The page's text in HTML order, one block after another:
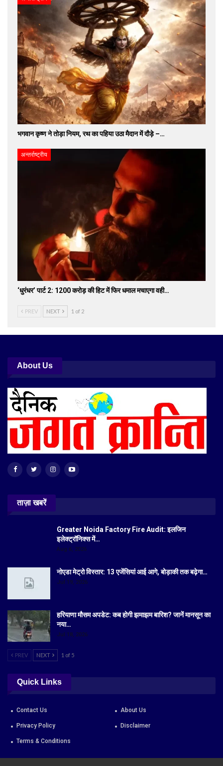
भगवान कृष्ण ने तोड़ा नियम, रथ का पहिया उठा मैदान में दौड़े –…
अन्तर्राष्ट्रीय
‘धुरंधर’ पार्ट 2: 1200 करोड़ की हिट में फिर धमाल मचाएगा वही…
PREV NEXT 1 of 2
About Us
ताज़ा खबरें
Greater Noida Factory Fire Audit: इलजिन
इलेक्ट्रॉनिक्स में…
Aug 6, 2026
नोएडा मेट्रो विस्तार: 13 एजेंसियां आई आगे, बोड़ाकी तक बढ़ेगा…
Jul 19, 2026
हरियाणा मौसम अपडेट: कब होगी झमाझम बारिश? जानें मानसून का
नया…
Jul 18, 2026
PREV NEXT 1 of 5
Quick Links
Contact Us About Us
Privacy Policy Disclaimer
Terms & Conditions